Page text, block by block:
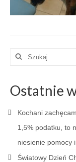
RODO
Szuklaj
Ostatnie
Kochani
1,5% podatku, to
niesienie pomocy
Światowy Dzień